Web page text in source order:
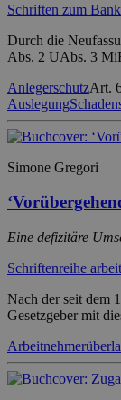
Schriften zum
Durch die
Abs. 2 UAbs. 3
AnlegerschutzArt.
Auslegung
Simone Gregori
Eine defizitäre
Schriftenreihe
Nach der seit dem
Gesetzgeber mit